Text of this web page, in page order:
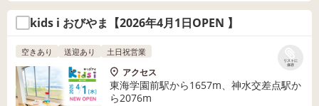
kids i おびやま【2026年4月1日OPEN 】
リストに
保存
空きあり 送迎あり 土日祝営業
アクセス
東海学園前駅から1657m、神水交差点駅か
ら2076m